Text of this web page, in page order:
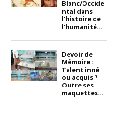
Blanc/Occide
ntal dans
l’histoire de
l’humanité...
Devoir de
Mémoire :
Talent inné
ou acquis ?
Outre ses
maquettes...